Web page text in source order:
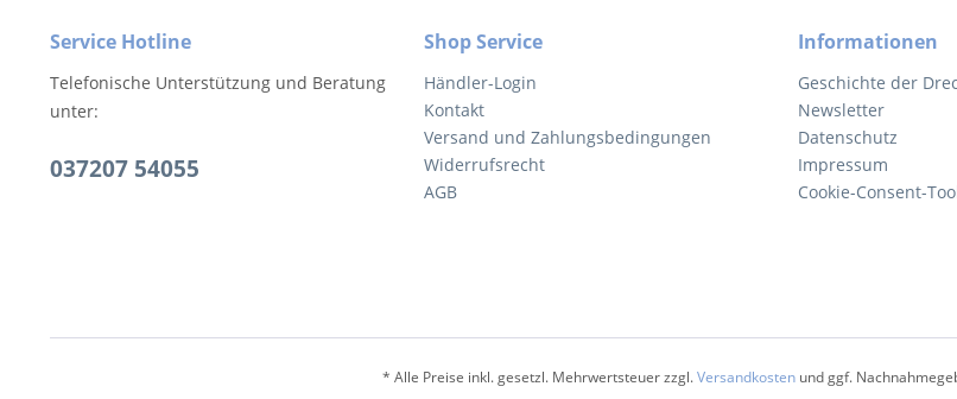
Service Hotline
Telefonische Unterstützung und Beratung
unter:
037207 54055
Shop Service
Händler-Login
Kontakt
Versand und Zahlungsbedingungen
Widerrufsrecht
AGB
Informationen
Geschichte der
Newsletter
Datenschutz
Impressum
Cookie-Consent-
* Alle Preise inkl. gesetzl. Mehrwertsteuer zzgl.Versandkostenund ggf.